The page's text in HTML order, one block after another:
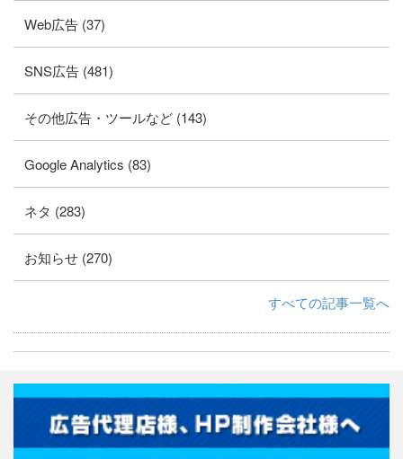
Web広告 (37)
SNS広告 (481)
その他広告・ツールなど (143)
Google Analytics (83)
ネタ (283)
お知らせ (270)
すべての記事一覧へ